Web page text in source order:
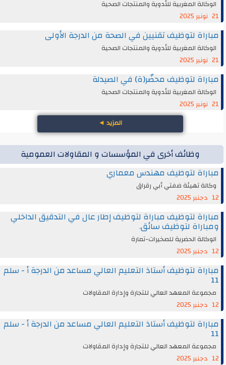
الوكالة المغربية للأدوية والمنتجات الصحية
21 نونبر 2025
مباراة لتوظيف تقنيين في الصحة من الدرجة الأولى
الوكالة المغربية للأدوية والمنتجات الصحية
21 نونبر 2025
مباراة لتوظيف محضّر(ة) في الصيدلة
الوكالة المغربية للأدوية والمنتجات الصحية
21 نونبر 2025
المزيد◄
وظائف أخرى في المؤسسات و المقاولات العمومية
مباراة لتوظيف مهندس معماري
وكالة تهيئة ضفتي أبي رقراق
12 دجنبر 2025
مباراة لتوظيف مباراة لتوظيف إطار عال في التدقيق الداخلي
ومباراة لتوظيف سائق.
الوكالة الحضرية للصخيرات-تمارة
12 دجنبر 2025
مباراة لتوظيف أستاذ التعليم العالي مساعد من الدرجة أ - سلم
11
مجموعة المعهد العالي للتجارة وإدارة المقاولات
12 دجنبر 2025
مباراة لتوظيف أستاذ التعليم العالي مساعد من الدرجة أ - سلم
11
مجموعة المعهد العالي للتجارة وإدارة المقاولات
12 دجنبر 2025